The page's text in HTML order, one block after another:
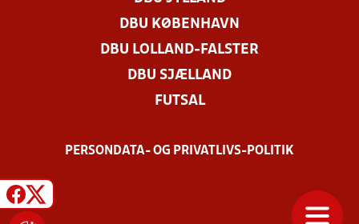
DBU KØBENHAVN
DBU LOLLAND-FALSTER
DBU SJÆLLAND
FUTSAL
PERSONDATA- OG PRIVATLIVS-POLITIK